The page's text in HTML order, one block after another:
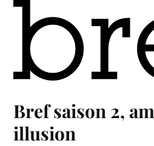
Bref saison 2,
illusion